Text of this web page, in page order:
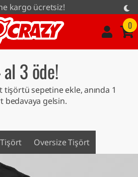
0
3 öde!
tişörtü sepetine ekle, anında 1
bedavaya gelsin.
Oversize Tişört